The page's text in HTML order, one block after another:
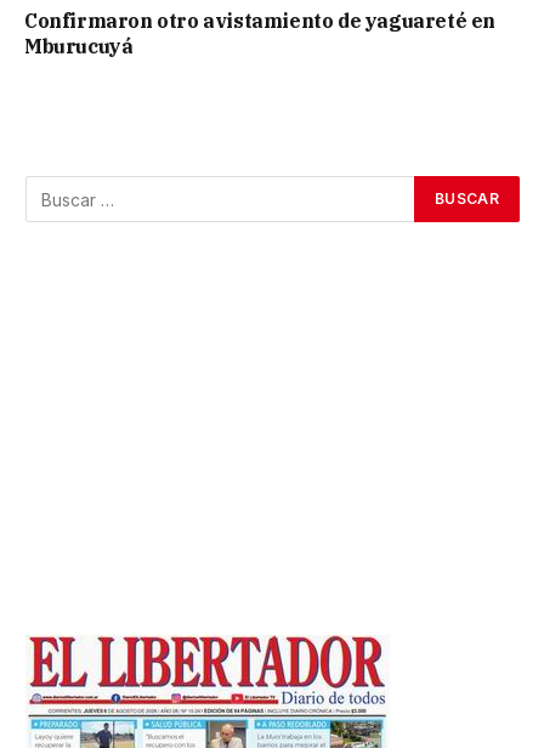
Confirmaron otro avistamiento de yaguareté en
Mburucuyá